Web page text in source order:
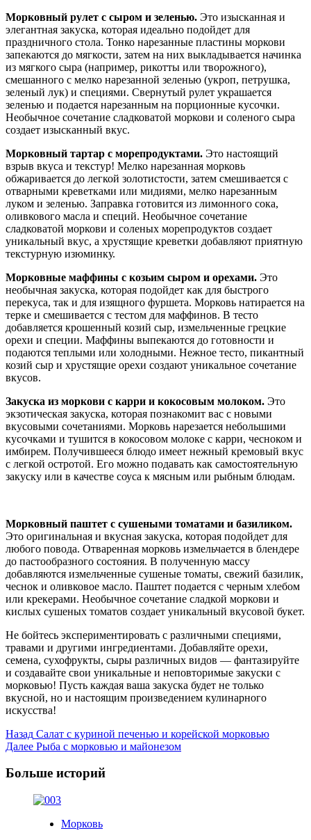
Морковный рулет с сыром и зеленью. Это изысканная и
элегантная закуска, которая идеально подойдет для
праздничного стола. Тонко нарезанные пластины моркови
запекаются до мягкости, затем на них выкладывается начинка
из мягкого сыра (например, рикотты или творожного),
смешанного с мелко нарезанной зеленью (укроп, петрушка,
зеленый лук) и специями. Свернутый рулет украшается
зеленью и подается нарезанным на порционные кусочки.
Необычное сочетание сладковатой моркови и соленого сыра
создает изысканный вкус.
Морковный тартар с морепродуктами. Это настоящий
взрыв вкуса и текстур! Мелко нарезанная морковь
обжаривается до легкой золотистости, затем смешивается с
отварными креветками или мидиями, мелко нарезанным
луком и зеленью. Заправка готовится из лимонного сока,
оливкового масла и специй. Необычное сочетание
сладковатой моркови и соленых морепродуктов создает
уникальный вкус, а хрустящие креветки добавляют приятную
текстурную изюминку.
Морковные маффины с козьим сыром и орехами. Это
необычная закуска, которая подойдет как для быстрого
перекуса, так и для изящного фуршета. Морковь натирается на
терке и смешивается с тестом для маффинов. В тесто
добавляется крошенный козий сыр, измельченные грецкие
орехи и специи. Маффины выпекаются до готовности и
подаются теплыми или холодными. Нежное тесто, пикантный
козий сыр и хрустящие орехи создают уникальное сочетание
вкусов.
Закуска из моркови с карри и кокосовым молоком. Это
экзотическая закуска, которая познакомит вас с новыми
вкусовыми сочетаниями. Морковь нарезается небольшими
кусочками и тушится в кокосовом молоке с карри, чесноком и
имбирем. Получившееся блюдо имеет нежный кремовый вкус
с легкой остротой. Его можно подавать как самостоятельную
закуску или в качестве соуса к мясным или рыбным блюдам.
Морковный паштет с сушеными томатами и базиликом.
Это оригинальная и вкусная закуска, которая подойдет для
любого повода. Отваренная морковь измельчается в блендере
до пастообразного состояния. В полученную массу
добавляются измельченные сушеные томаты, свежий базилик,
чеснок и оливковое масло. Паштет подается с черным хлебом
или крекерами. Необычное сочетание сладкой моркови и
кислых сушеных томатов создает уникальный вкусовой букет.
Не бойтесь экспериментировать с различными специями,
травами и другими ингредиентами. Добавляйте орехи,
семена, сухофрукты, сыры различных видов — фантазируйте
и создавайте свои уникальные и неповторимые закуски с
морковью! Пусть каждая ваша закуска будет не только
вкусной, но и настоящим произведением кулинарного
искусства!
Post
Navigation
Назад Салат с куриной печенью и корейской морковью
Далее Рыба с морковью и майонезом
Больше историй
Морковь